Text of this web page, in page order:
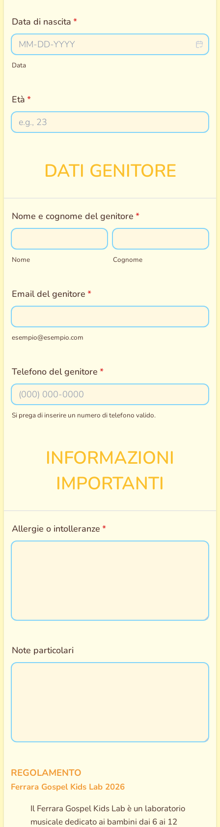
Data di nascita *
Data
Età *
DATI GENITORE
Nome e cognome del genitore *
Nome Cognome
Email del genitore *
esempio@esempio.com
Telefono del genitore *
Si prega di inserire un numero di telefono valido.
INFORMAZIONI
IMPORTANTI
Allergie o intolleranze *
Note particolari
REGOLAMENTO
Ferrara Gospel Kids Lab 2026
Il Ferrara Gospel Kids Lab è un laboratorio
musicale dedicato ai bambini dai 6 ai 12